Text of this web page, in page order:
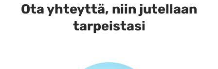
useampi
Ota yhteyttä, niin jutellaan
tarpeistasi